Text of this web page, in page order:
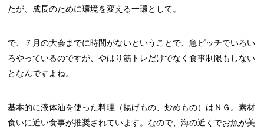
たが、成長のために環境を変える一環として。
で、７月の大会までに時間がないということで、急ピッチでいろい
ろやっているのですが、やはり筋トレだけでなく食事制限もしない
となんですよね。
基本的に液体油を使った料理（揚げもの、炒めもの）はＮＧ。素材
食いに近い食事が推奨されています。なので、海の近くでお魚が美